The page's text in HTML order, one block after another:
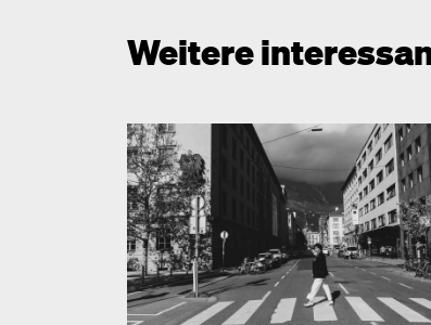
Weitere